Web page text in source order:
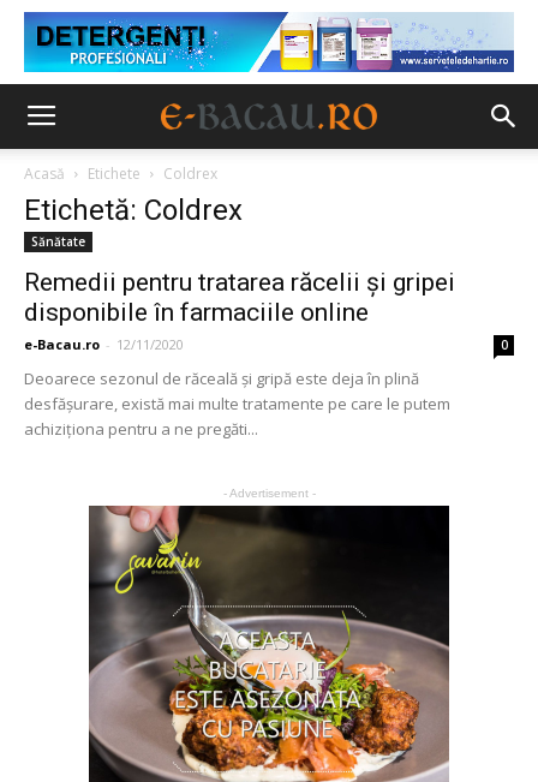
Acasă Etichete Coldrex
Etichetă: Coldrex
Sănătate
Remedii pentru tratarea răcelii și gripei
disponibile în farmaciile online
e-Bacau.ro - 12/11/2020 0
Deoarece sezonul de răceală și gripă este deja în plină
desfășurare, există mai multe tratamente pe care le putem
achiziționa pentru a ne pregăti...
- Advertisement -